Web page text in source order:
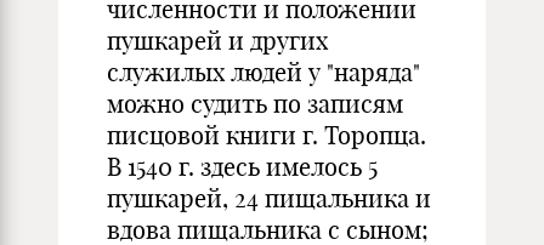
численности и положении
пушкарей и других
служилых людей у "наряда"
можно судить по записям
писцовой книги г. Торопца.
В 1540 г. здесь имелось 5
пушкарей, 24 пищальника и
вдова пищальника с сыном;